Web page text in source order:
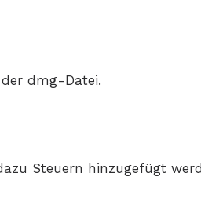
dmg-Datei.
Steuern hinzugefügt